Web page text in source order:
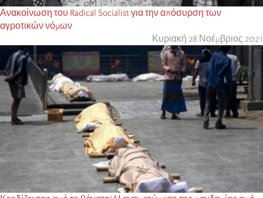
Ανακοίνωση του Radical Socialist για την απόσυρση των
αγροτικών νόμων
Κυριακή 28 Νοέμβριος 2021